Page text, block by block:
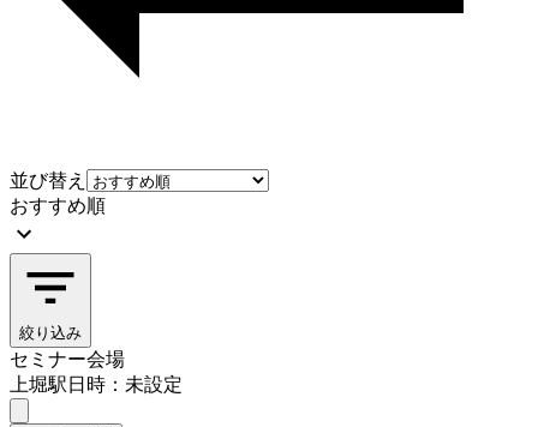
並び替え
おすすめ順
絞り込み
セミナー会場
上堀駅日時：未設定